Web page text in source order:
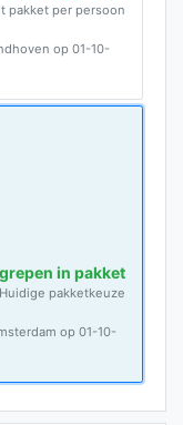
pakket per persoon
op 01-10-
in pakket
Huidige pakketkeuze
op 01-10-